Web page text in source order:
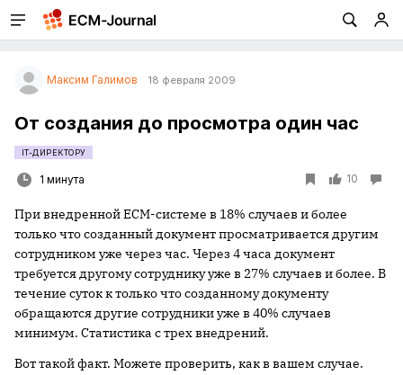
Максим Галимов 18 февраля 2009
От создания до просмотра один час
IT-ДИРЕКТОРУ
1 минута 10
При внедренной ECM-системе в 18% случаев и более
только что созданный документ просматривается другим
сотрудником уже через час. Через 4 часа документ
требуется другому сотруднику уже в 27% случаев и более. В
течение суток к только что созданному документу
обращаются другие сотрудники уже в 40% случаев
минимум. Статистика с трех внедрений.
Вот такой факт. Можете проверить, как в вашем случае.